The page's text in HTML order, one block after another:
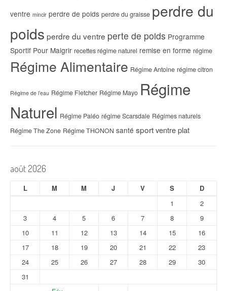
ventre mincir perdre de poids perdre du graisse perdre du
poids perdre du ventre perte de poids Programme
Sportif Pour Maigrir recettes régime naturel remise en forme régime
Régime Alimentaire Régime Antoine régime citron
Régime de l’eau Régime Fletcher Régime Mayo Régime
Naturel Régime Paléo régime Scarsdale Régimes naturels
Régime The Zone Régime THONON santé sportventre plat
août 2026
L M M J V S D
1
2
3
4 5 6 7 8
9
10
11 12 13 14 15
16
17
18 19 20 21 22
23
24
25 26 27 28 29
30
31